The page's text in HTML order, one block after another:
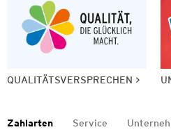
QUALITÄTSVERSPRECHEN
Zahlarten Service